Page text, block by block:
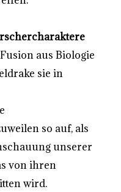
aus Biologie
sie in
so auf, als
unserer
von ihren
wird.